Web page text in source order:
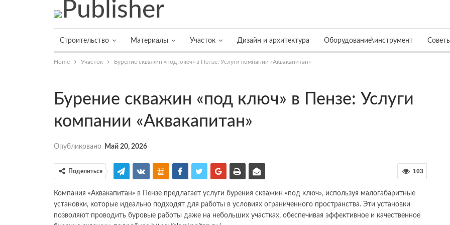
Строительство Материалы Участок Дизайн и архитектура Оборудование\инструмент
Home Участок Бурение скважин «под ключ» в Пензе: Услуги компании «Аквакапитан»
Бурение скважин «под ключ» в Пензе: Услуги
компании «Аквакапитан»
Опубликовано Май 20, 2026
103
Поделиться
Компания «Аквакапитан» в Пензе предлагает услуги бурения скважин «под ключ», используя малогабаритные
установки, которые идеально подходят для работы в условиях ограниченного пространства. Эти установки
позволяют проводить буровые работы даже на небольших участках, обеспечивая эффективное и качественное